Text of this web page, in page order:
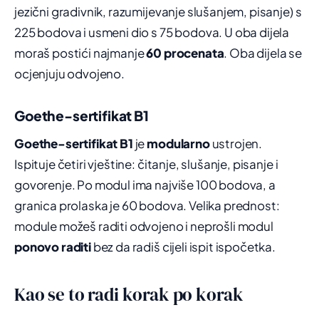
jezični gradivnik, razumijevanje slušanjem, pisanje) s
225 bodova i usmeni dio s 75 bodova. U oba dijela
moraš postići najmanje60 procenata. Oba dijela se
ocjenjuju odvojeno.
Goethe-sertifikat B1
Goethe-sertifikat B1 jemodularnoustrojen.
Ispituje četiri vještine: čitanje, slušanje, pisanje i
govorenje. Po modul ima najviše 100 bodova, a
granica prolaska je 60 bodova. Velika prednost:
module možeš raditi odvojeno i neprošli modul
ponovo raditibez da radiš cijeli ispit ispočetka.
Kao se to radi korak po korak